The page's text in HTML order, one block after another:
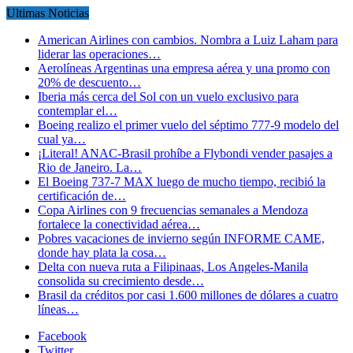
Ultimas Noticias
American Airlines con cambios. Nombra a Luiz Laham para
liderar las operaciones…
Aerolíneas Argentinas una empresa aérea y una promo con
20% de descuento…
Iberia más cerca del Sol con un vuelo exclusivo para
contemplar el…
Boeing realizo el primer vuelo del séptimo 777-9 modelo del
cual ya…
¡Literal! ANAC-Brasil prohíbe a Flybondi vender pasajes a
Rio de Janeiro. La…
El Boeing 737-7 MAX luego de mucho tiempo, recibió la
certificación de…
Copa Airlines con 9 frecuencias semanales a Mendoza
fortalece la conectividad aérea…
Pobres vacaciones de invierno según INFORME CAME,
donde hay plata la cosa…
Delta con nueva ruta a Filipinaas, Los Angeles-Manila
consolida su crecimiento desde…
Brasil da créditos por casi 1.600 millones de dólares a cuatro
líneas…
Facebook
Twitter